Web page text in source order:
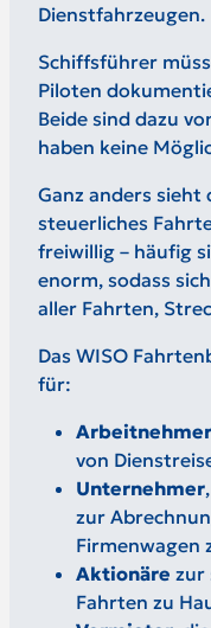
Dienstfahrzeugen.
Schiffsführer
Piloten
Beide sind dazu
haben keine
Ganz anders sieht
steuerliches
freiwillig – häufig
enorm, sodass
aller Fahrten,
Das WISO
für:
Arbeitnehmer
von
Unternehmer
zur
Firmenwagen
Aktionäre zur
Fahrten zu